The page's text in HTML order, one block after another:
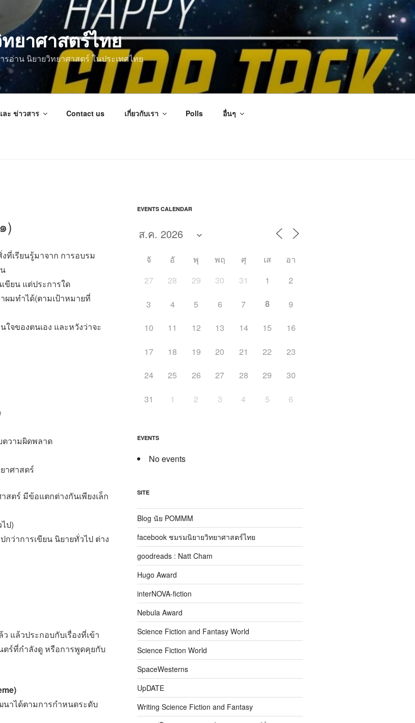
ยาศาสตร์ไทย
รอ่าน นิยายวิทยาศาสตร์ ในประเทศไทย
ะ ข่าวสาร Contact us เกี่ยวกับเรา Polls อื่นๆ
)
ที่เรียนรู้มาจาก การอบรม
ขียน แต่ประการใด
ผมทำได้(ตามเป้าหมายที่
จของตนเอง และหวังว่าจะ
ตวามผิดพลาด
าศาสตร์
สตร์ มีข้อแตกต่างกันเพียงเล็ก
ป)
ว่าการเขียน นิยายทั่วไป ต่าง
แล้วประกอบกับเรื่องที่เข้า
ร์ที่กำลังดู หรือการพูดคุยกับ
นาได้ตามการกำหนดระดับ
EVENTS CALENDAR
จั อั พุ พฤ ศุ เส
อา
27
28 29 30 31 1 2
3 4 5 6 7 8 9
10 11 12 13 14 15 16
17 18 19 20 21 22 23
24 25 26 27 28 29 30
31 1 2 3 4 5 6
EVENTS
No events
SITE
Blog นัย POMMM
facebook ชมรมนิยายวิทยาศาสตร์ไทย
goodreads : Natt Cham
Hugo Award
interNOVA-fiction
Nebula Award
Science Fiction and Fantasy World
Science Fiction World
SpaceWesterns
UpDATE
Writing Science Fiction and Fantasy